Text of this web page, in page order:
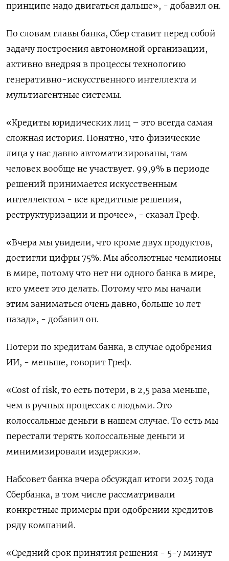
принципе надо двигаться дальше», - добавил он.
По словам главы банка, Сбер ставит перед ​собой
задачу построения автономной организации,
активно внедряя в процессы технологию
генеративно-искусственного интеллекта ‌и
мультиагентные системы.
«Кредиты юридических лиц – это всегда самая
сложная история. Понятно, что ​физические
лица у нас давно автоматизированы, там
человек вообще не участвует. 99,9% ‌в периоде
решений принимается искусственным
интеллектом - все кредитные решения,
реструктуризации и прочее», - сказал Греф.
«Вчера мы увидели, что кроме двух продуктов,
достигли цифры 75%. Мы ​абсолютные чемпионы
в ​мире, потому что ‌нет ни одного банка в мире,
кто умеет это делать. Потому что мы ​начали
этим заниматься очень давно, больше 10 лет
назад», - добавил он.
Потери по кредитам банка, в случае одобрения
ИИ, - меньше, говорит Греф.
«Cost of risk, то есть потери, в 2,5 раза меньше,
чем в ручных процессах с людьми. Это
колоссальные деньги в нашем случае. То есть мы
перестали терять колоссальные деньги и
минимизировали издержки».
Набсовет банка вчера обсуждал ​итоги 2025 года
Сбербанка, ⁠в том числе рассматривали
конкретные примеры при одобрении кредитов
ряду компаний.
«Средний срок принятия решения - 5-7 минут